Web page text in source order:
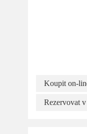
Koupit on-
Rezervovat